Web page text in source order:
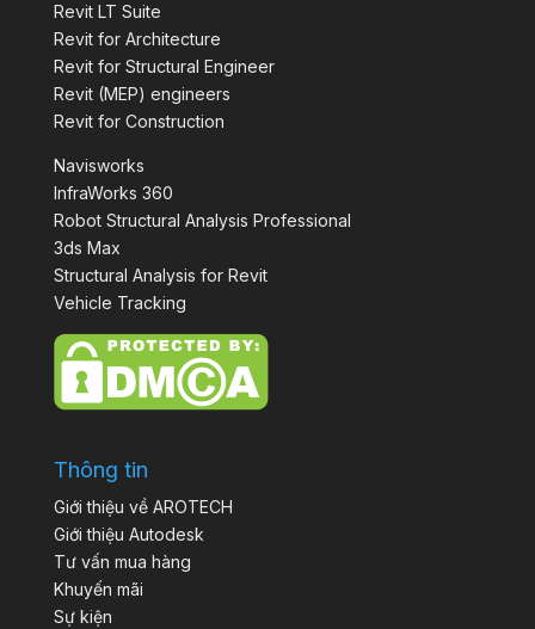
Revit LT Suite
Revit for Architecture
Revit for Structural Engineer
Revit (MEP) engineers
Revit for Construction
Navisworks
InfraWorks 360
Robot Structural Analysis Professional
3ds Max
Structural Analysis for Revit
Vehicle Tracking
Thông tin
Giới thiệu về AROTECH
Giới thiệu Autodesk
Tư vấn mua hàng
Khuyến mãi
Sự kiện